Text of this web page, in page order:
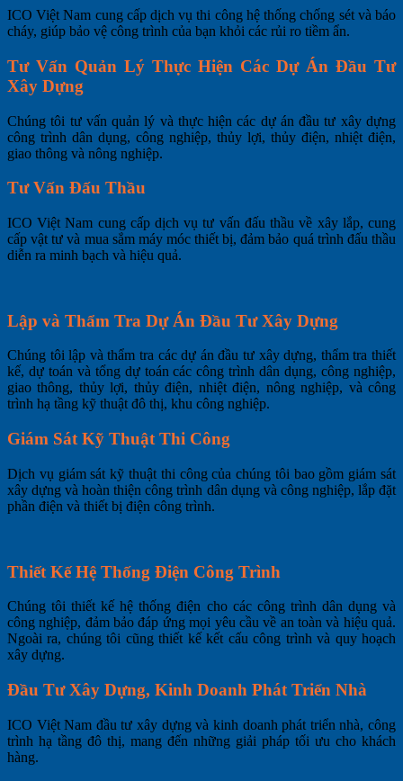
ICO Việt Nam cung cấp dịch vụ thi công hệ thống chống sét và báo
cháy, giúp bảo vệ công trình của bạn khỏi các rủi ro tiềm ẩn.
Tư Vấn Quản Lý Thực Hiện Các Dự Án Đầu Tư
Xây Dựng
Chúng tôi tư vấn quản lý và thực hiện các dự án đầu tư xây dựng
công trình dân dụng, công nghiệp, thủy lợi, thủy điện, nhiệt điện,
giao thông và nông nghiệp.
Tư Vấn Đấu Thầu
ICO Việt Nam cung cấp dịch vụ tư vấn đấu thầu về xây lắp, cung
cấp vật tư và mua sắm máy móc thiết bị, đảm bảo quá trình đấu thầu
diễn ra minh bạch và hiệu quả.
Lập và Thẩm Tra Dự Án Đầu Tư Xây Dựng
Chúng tôi lập và thẩm tra các dự án đầu tư xây dựng, thẩm tra thiết
kế, dự toán và tổng dự toán các công trình dân dụng, công nghiệp,
giao thông, thủy lợi, thủy điện, nhiệt điện, nông nghiệp, và công
trình hạ tầng kỹ thuật đô thị, khu công nghiệp.
Giám Sát Kỹ Thuật Thi Công
Dịch vụ giám sát kỹ thuật thi công của chúng tôi bao gồm giám sát
xây dựng và hoàn thiện công trình dân dụng và công nghiệp, lắp đặt
phần điện và thiết bị điện công trình.
Thiết Kế Hệ Thống Điện Công Trình
Chúng tôi thiết kế hệ thống điện cho các công trình dân dụng và
công nghiệp, đảm bảo đáp ứng mọi yêu cầu về an toàn và hiệu quả.
Ngoài ra, chúng tôi cũng thiết kế kết cấu công trình và quy hoạch
xây dựng.
Đầu Tư Xây Dựng, Kinh Doanh Phát Triển Nhà
ICO Việt Nam đầu tư xây dựng và kinh doanh phát triển nhà, công
trình hạ tầng đô thị, mang đến những giải pháp tối ưu cho khách
hàng.